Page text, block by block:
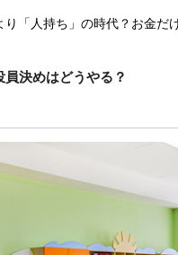
「人持ち」の時代？お金だ
決めはどうやる？